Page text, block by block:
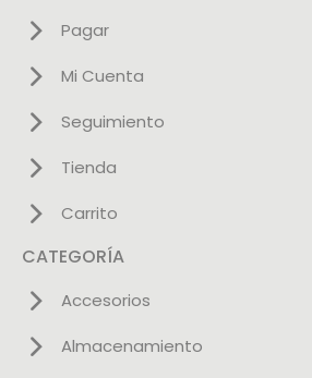
Pagar
Mi Cuenta
Seguimiento
Tienda
Carrito
CATEGORÍA
Accesorios
Almacenamiento